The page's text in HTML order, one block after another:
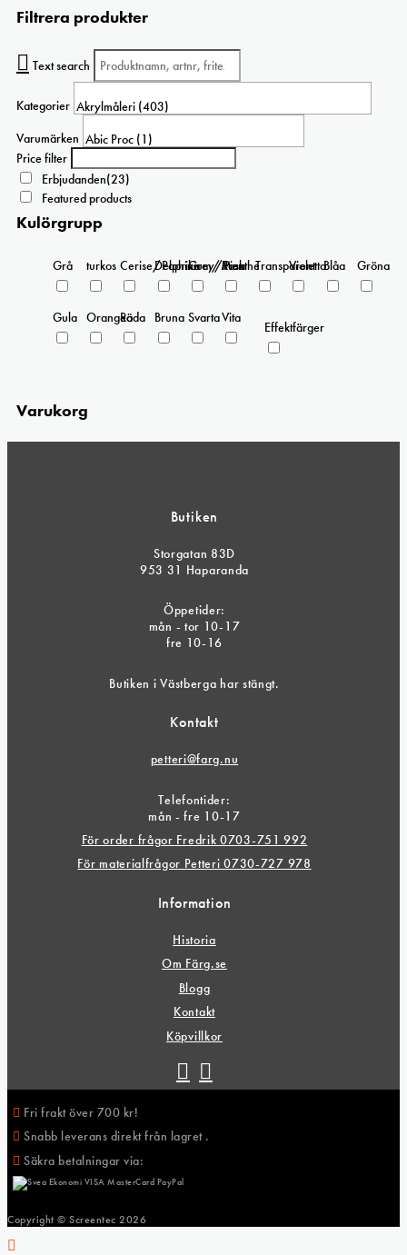
flera
olika
kan
Filtrera produkter
Text search
Kategorier
Varumärken
Price filter
Erbjudanden(23)
Featured products
Kulörgrupp
Grå turkos Cerise/Paprika
Delphinium/Menthe
Grey/Pink
Rosa Transparent
ViolettaBlåa Gröna
Gula OrangeaRöda Bruna SvartaVita
Effektfärger
Varukorg
Butiken
Storgatan 83D
953 31 Haparanda
Öppetider:
mån - tor 10-17
fre 10-16
Butiken i Västberga har stängt.
Kontakt
petteri@farg.nu
Telefontider:
mån - fre 10-17
För order frågor Fredrik 0703-751 992
För materialfrågor Petteri 0730-727 978
Information
Historia
Om Färg.se
Blogg
Kontakt
Köpvillkor
Fri frakt över 700 kr!
Snabb leverans direkt från lagret .
Säkra betalningar via:
Copyright © Screentec 2026